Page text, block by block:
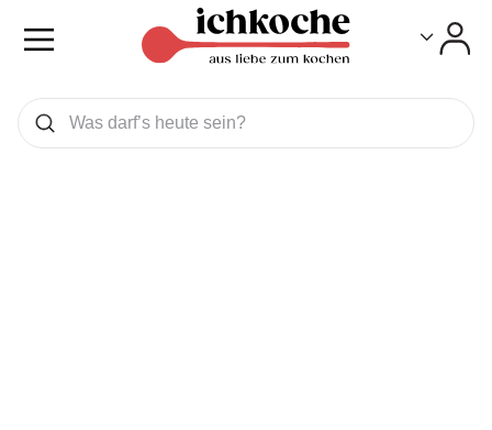
Was wollen Sie suchen
Suchen